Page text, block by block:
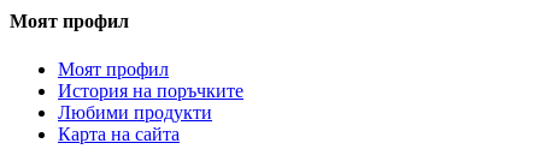
Моят профил
Моят профил
История на поръчките
Любими продукти
Карта на сайта